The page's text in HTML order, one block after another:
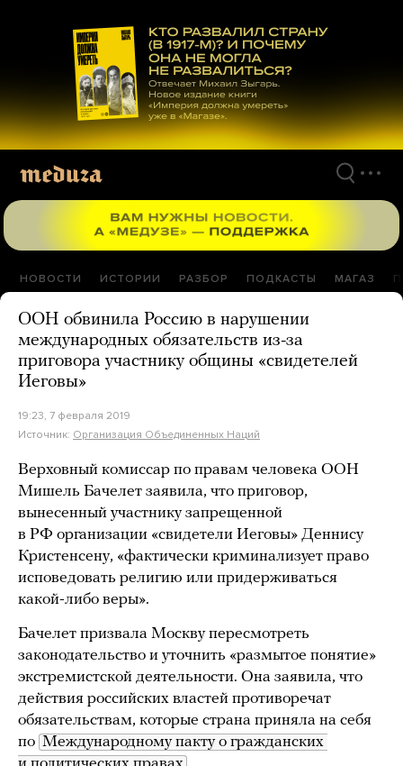
материалам
НОВОСТИ ИСТОРИИ РАЗБОР ПОДКАСТЫ МАГАЗ
ООН обвинила Россию в нарушении
международных обязательств из-за
приговора участнику общины «свидетелей
Иеговы»
19:23, 7 февраля 2019
Источник: Организация Объединенных Наций
Верховный комиссар по правам человека ООН
Мишель Бачелет заявила, что приговор,
вынесенный участнику запрещенной
в РФ организации «свидетели Иеговы» Деннису
Кристенсену, «фактически криминализует право
исповедовать религию или придерживаться
какой-либо веры».
Бачелет призвала Москву пересмотреть
законодательство и уточнить «размытое понятие»
экстремистской деятельности. Она заявила, что
действия российских властей противоречат
обязательствам, которые страна приняла на себя
по Международному пакту о гражданских